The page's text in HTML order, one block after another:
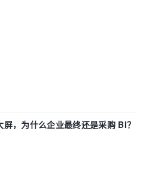
，为什么企业最终还是采购 BI？